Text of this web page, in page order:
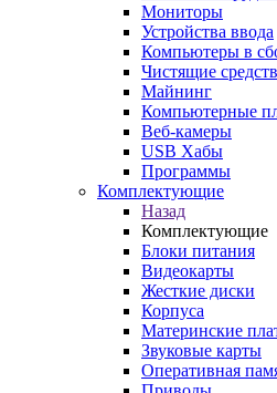
Мониторы
Устройства ввода
Компьютеры в
Чистящие
Майнинг
Компьютерные
Веб-камеры
USB Хабы
Программы
Комплектующие
Назад
Комплектующие
Блоки питания
Видеокарты
Жесткие диски
Корпуса
Материнские
Звуковые карты
Оперативная